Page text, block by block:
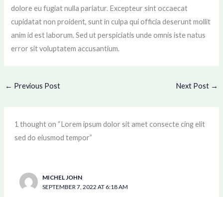
dolore eu fugiat nulla pariatur. Excepteur sint occaecat
cupidatat non proident, sunt in culpa qui officia deserunt mollit
anim id est laborum. Sed ut perspiciatis unde omnis iste natus
error sit voluptatem accusantium.
← Previous Post Next Post →
1 thought on “Lorem ipsum dolor sit amet consecte cing elit
sed do eiusmod tempor”
MICHEL JOHN
SEPTEMBER 7, 2022 AT 6:18 AM